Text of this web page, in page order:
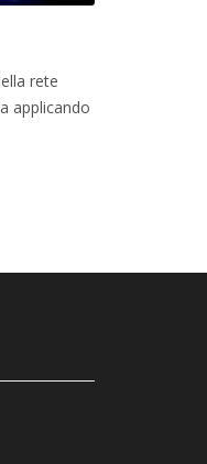
rete
applicando